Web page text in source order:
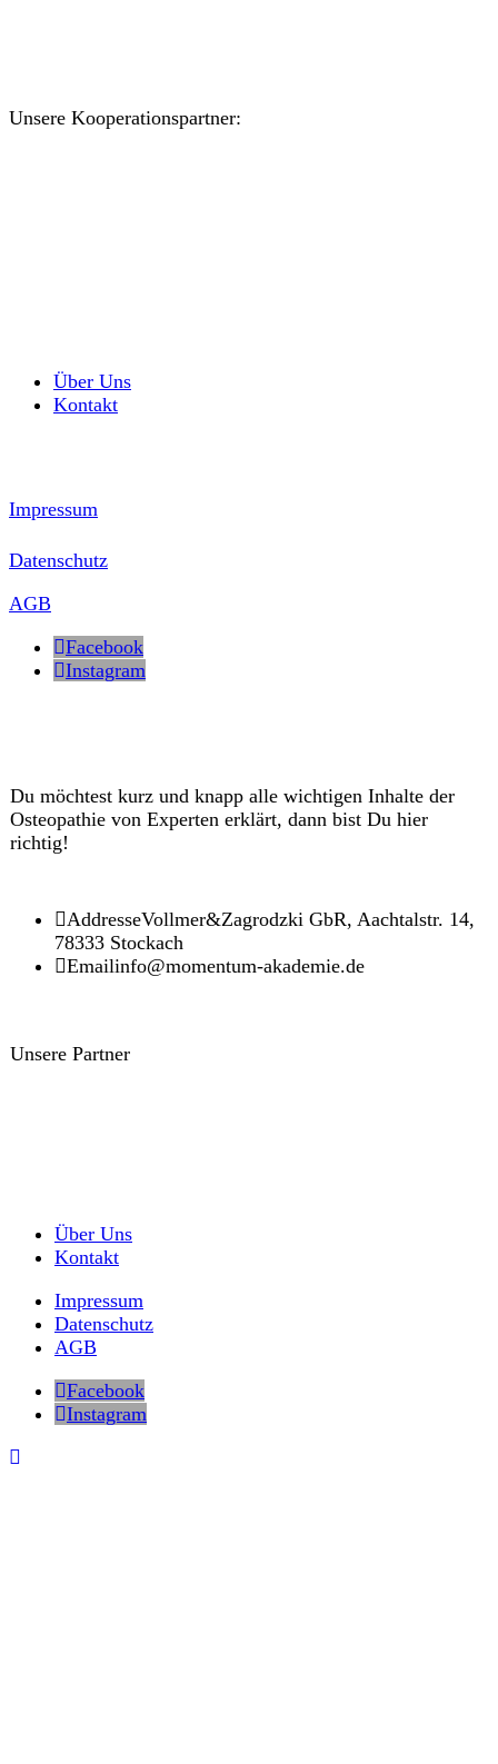
Unsere Kooperationspartner:
Über Uns
Kontakt
Impressum
Datenschutz
AGB
Facebook
Instagram
Du möchtest kurz und knapp alle wichtigen Inhalte der
Osteopathie von Experten erklärt, dann bist Du hier
richtig!
AddresseVollmer&Zagrodzki GbR, Aachtalstr. 14,
78333 Stockach
Emailinfo@momentum-akademie.de
Unsere Partner
Über Uns
Kontakt
Impressum
Datenschutz
AGB
Facebook
Instagram